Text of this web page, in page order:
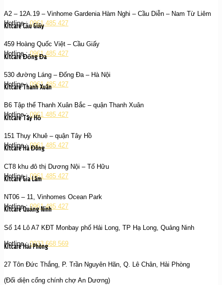
A2 – 12A.19 – Vinhome Gardenia Hàm Nghi – Cầu Diễn – Nam Từ Liêm
Hotline :0961 485 427
Kitcare Cầu Giấy
459 Hoàng Quốc Việt – Cầu Giấy
Hotline :0961 485 427
Kitcare Đống Đa
530 đường Láng – Đống Đa – Hà Nội
Hotline :0961 485 427
Kitcare Thanh Xuân
B6 Tập thể Thanh Xuân Bắc – quận Thanh Xuân
Hotline :0961 485 427
Kitcare Tây Hồ
151 Thụy Khuê – quận Tây Hồ
Hotline :0961 485 427
Kitcare Hà Đông
CT8 khu đô thị Dương Nội – Tố Hữu
Hotline :0961 485 427
Kitcare Gia Lâm
NT06 – 11, Vinhomes Ocean Park
Hotline :0961 485 427
Kitcare Quảng Ninh
Số 14 Lô A7 KĐT Monbay phố Hải Long, TP Hạ Long, Quảng Ninh
Hotline :0933 668 569
Kitcare Hải Phòng
27 Tôn Đức Thắng, P. Trần Nguyên Hãn, Q. Lê Chân, Hải Phòng
(Đối diện cổng chính chợ An Dương)